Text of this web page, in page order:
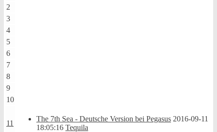
2
3
4
5
6
7
8
9
10
11
The 7th Sea - Deutsche Version bei Pegasus 2016-09-11
18:05:16 Tequila